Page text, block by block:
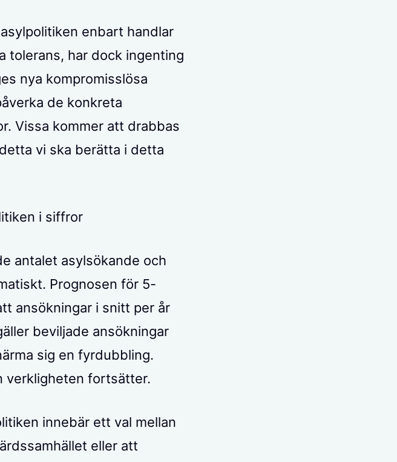
enbart handlar
tolerans, har dock ingenting
nya kompromisslösa
de konkreta
Vissa kommer att drabbas
vi ska berätta i detta
antalet asylsökande och
Prognosen för 5-
ansökningar i snitt per år
beviljade ansökningar
sig en fyrdubbling.
verkligheten fortsätter.
innebär ett val mellan
eller att